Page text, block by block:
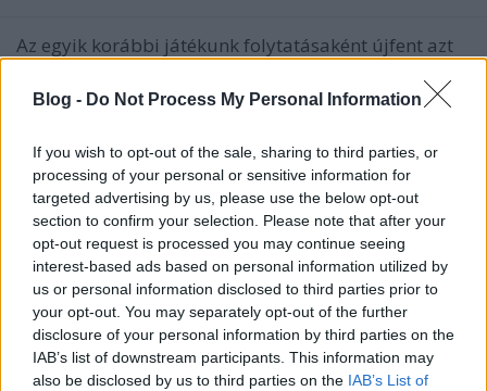
Blog - Do Not Process My Personal Information
If you wish to opt-out of the sale, sharing to third parties, or
processing of your personal or sensitive information for
targeted advertising by us, please use the below opt-out
section to confirm your selection. Please note that after your
opt-out request is processed you may continue seeing
interest-based ads based on personal information utilized by
us or personal information disclosed to third parties prior to
your opt-out. You may separately opt-out of the further
disclosure of your personal information by third parties on the
IAB’s list of downstream participants. This information may
also be disclosed by us to third parties on the IAB’s List of
Az egyik korábbi játékunk folytatásaként újfent azt
hivatalos, magyar címei. Az alcímek trükkösek, de
egy rajongónak nem fognak problémát okozni. Jó
játékot és jó szórakozást kívánunk!